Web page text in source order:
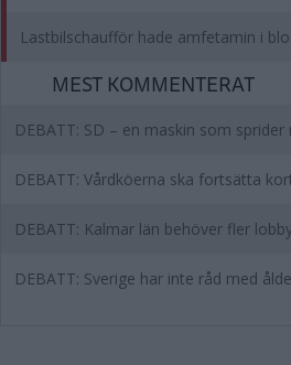
Lastbilschaufför hade amfetamin i
MEST KOMMENTERAT
DEBATT: SD – en maskin som
DEBATT: Vårdköerna ska fortsätta
DEBATT: Kalmar län behöver fler
DEBATT: Sverige har inte råd med